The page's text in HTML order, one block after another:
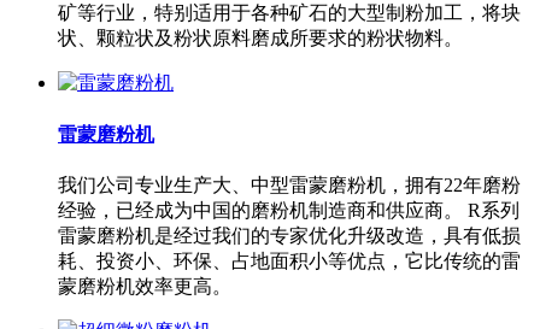
矿等行业，特别适用于各种矿石的大型制粉加工，将块
状、颗粒状及粉状原料磨成所要求的粉状物料。
雷蒙磨粉机
我们公司专业生产大、中型雷蒙磨粉机，拥有22年磨粉
经验，已经成为中国的磨粉机制造商和供应商。 R系列
雷蒙磨粉机是经过我们的专家优化升级改造，具有低损
耗、投资小、环保、占地面积小等优点，它比传统的雷
蒙磨粉机效率更高。